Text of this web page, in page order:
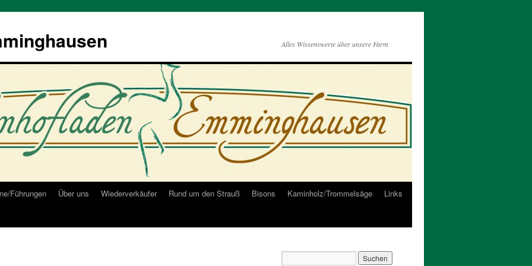
Alles Wissenswerte über unsere Farm
Führungen Über uns Wiederverkäufer Rund um den Strauß Bisons Kaminholz/Trommelsäge
Links